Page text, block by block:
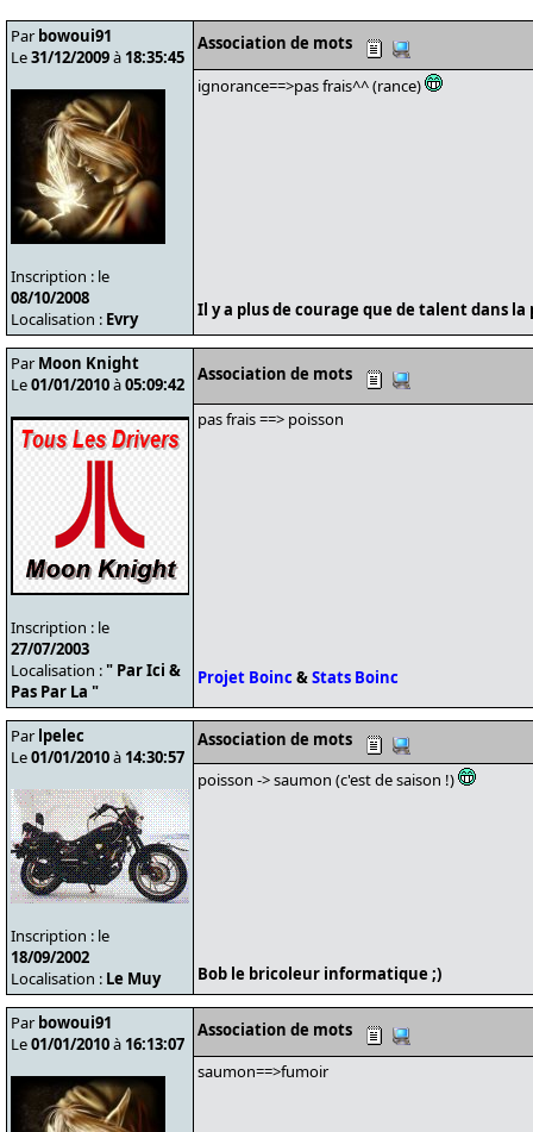
Par bowoui91
Le31/12/2009à 18:35:45
Inscription : le
08/10/2008
Localisation : Evry
Association de mots
ignorance==>pas frais^^ (rance)
Il y a plus de courage que de talent dans
Par Moon Knight
Le01/01/2010à05:09:42
Inscription : le
27/07/2003
Localisation :" Par Ici &
Pas Par La "
Association de mots
pas frais ==> poisson
Projet Boinc&Stats Boinc
Par lpelec
Le01/01/2010à 14:30:57
Inscription : le
18/09/2002
Localisation : Le Muy
Association de mots
poisson -> saumon (c'est de saison !)
Bob le bricoleur informatique ;)
Par bowoui91
Le01/01/2010à 16:13:07
Association de mots
saumon==>fumoir